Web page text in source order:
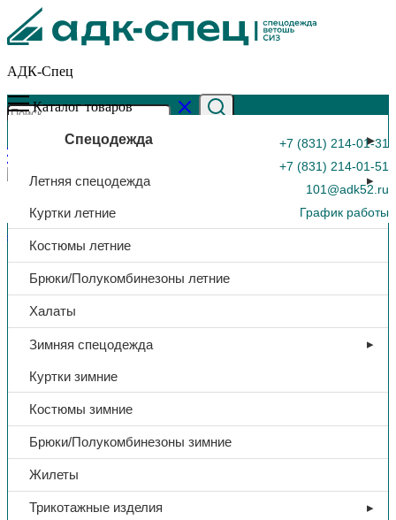
АДК-Спец
+7 (831) 214-01-31
+7 (831) 214-01-51
101@adk52.ru
График работы
0
Каталог товаров
Спецодежда
Летняя спецодежда
Куртки летние
Костюмы летние
Брюки/Полукомбинезоны летние
Халаты
Зимняя спецодежда
Куртки зимние
Костюмы зимние
Брюки/Полукомбинезоны зимние
Жилеты
Трикотажные изделия
Главная страница»Каталог»Мешок, 55*95, п/п, зеленый